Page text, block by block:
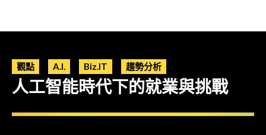
觀點 A.I. Biz.IT 趨勢分析
人工智能時代下的就業與挑戰